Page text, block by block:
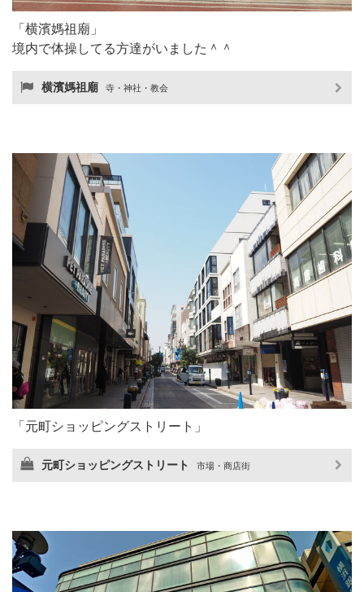
「横濱媽祖廟」
境内で体操してる方達がいました＾＾
横濱媽祖廟 寺・神社・教会
「元町ショッピングストリート」
元町ショッピングストリート 市場・商店街